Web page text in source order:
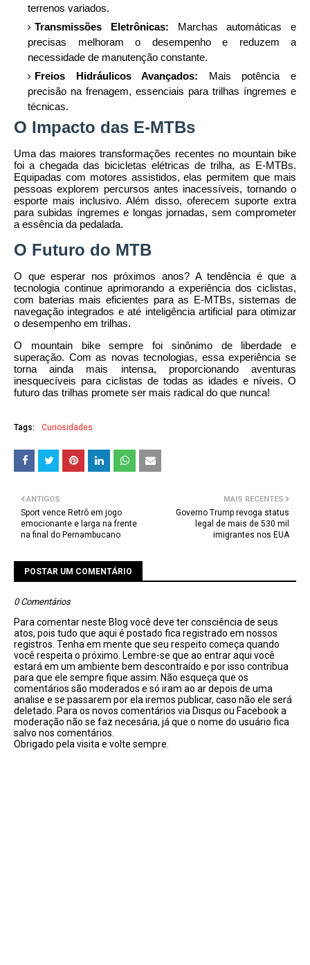
terrenos variados.
Transmissões Eletrônicas: Marchas automáticas e
precisas melhoram o desempenho e reduzem a
necessidade de manutenção constante.
Freios Hidráulicos Avançados: Mais potência e
precisão na frenagem, essenciais para trilhas íngremes e
técnicas.
O Impacto das E-MTBs
Uma das maiores transformações recentes no mountain bike
foi a chegada das bicicletas elétricas de trilha, as E-MTBs.
Equipadas com motores assistidos, elas permitem que mais
pessoas explorem percursos antes inacessíveis, tornando o
esporte mais inclusivo. Além disso, oferecem suporte extra
para subidas íngremes e longas jornadas, sem comprometer
a essência da pedalada.
O Futuro do MTB
O que esperar nos próximos anos? A tendência é que a
tecnologia continue aprimorando a experiência dos ciclistas,
com baterias mais eficientes para as E-MTBs, sistemas de
navegação integrados e até inteligência artificial para otimizar
o desempenho em trilhas.
O mountain bike sempre foi sinônimo de liberdade e
superação. Com as novas tecnologias, essa experiência se
torna ainda mais intensa, proporcionando aventuras
inesquecíveis para ciclistas de todas as idades e níveis. O
futuro das trilhas promete ser mais radical do que nunca!
Tags: Curiosidades
MAIS RECENTES
Governo Trump revoga status
legal de mais de 530 mil
imigrantes nos EUA
ANTIGOS
Sport vence Retrô em jogo
emocionante e larga na frente
na final do Pernambucano
POSTAR UM COMENTÁRIO
0 Comentários
Para comentar neste Blog você deve ter consciência de seus
atos, pois tudo que aqui é postado fica registrado em nossos
registros. Tenha em mente que seu respeito começa quando
você respeita o próximo. Lembre-se que ao entrar aqui você
estará em um ambiente bem descontraído e por isso contribua
para que ele sempre fique assim. Não esqueça que os
comentários são moderados e só iram ao ar depois de uma
analise e se passarem por ela iremos publicar, caso não ele será
deletado. Para os novos comentários via Disqus ou Facebook a
moderação não se faz necesária, já que o nome do usuário fica
salvo nos comentários.
Obrigado pela visita e volte sempre.